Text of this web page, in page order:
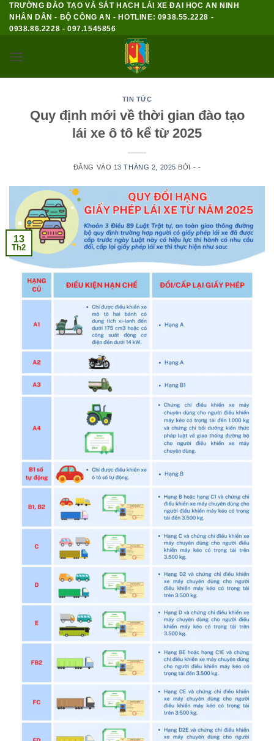
Bỏ
qua
dung
TRƯỜNG ĐÀO TẠO VÀ SÁT HẠCH LÁI XE ĐẠI HỌC AN NINH
NHÂN DÂN - BỘ CÔNG AN - HOTLINE: 0938.55.2228 -
0938.86.2228 - 097.1545856
TIN TỨC
Quy định mới về thời gian đào tạo
lái xe ô tô kể từ 2025
ĐĂNG VÀO 13 THÁNG 2, 2025 BỞI - -
13
Th2